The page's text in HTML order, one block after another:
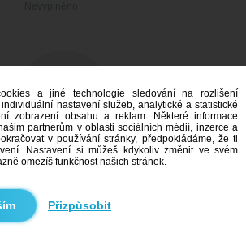
Mám zájem
a jiné technologie sledování na rozlišení
nastavení služeb, analytické a statistické
zobrazení obsahu a reklam. Některé informace
partnerům v oblasti sociálních médií, inzerce a
v používání stránky, předpokládáme, že ti
Nastavení si můžeš kdykoliv změnit ve svém
omezíš funkčnost našich stránek.
Přizpůsobit